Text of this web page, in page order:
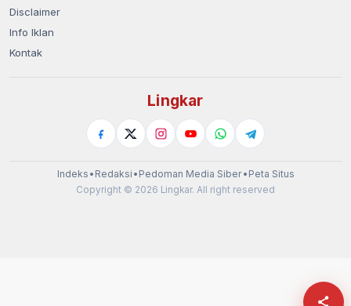
Disclaimer
Info Iklan
Kontak
Lingkar
Indeks • Redaksi • Pedoman Media Siber• Peta Situs
Copyright © 2026 Lingkar. All right reserved